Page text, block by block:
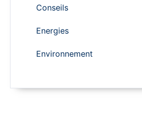
Conseils
Energies
Environnement